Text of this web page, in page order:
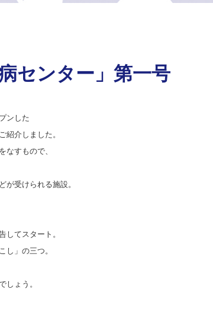
センター」第一号
ンした
介しました。
すもので、
受けられる施設。
てスタート。
」の三つ。
ょう。